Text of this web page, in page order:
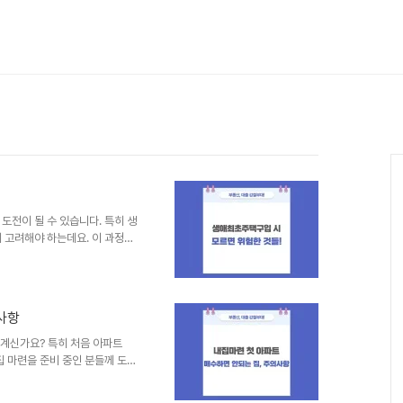
전이 될 수 있습니다. 특히 생
려해야 하는데요. 이 과정에
입 살펴보기생애최초주택
용할 수 있습니다. 예를 들
약 550만 원이므로 사전에
항
신가요? 특히 처음 아파트
마련을 준비 중인 분들께 도움
한다면, 더 좋은 결정을 내